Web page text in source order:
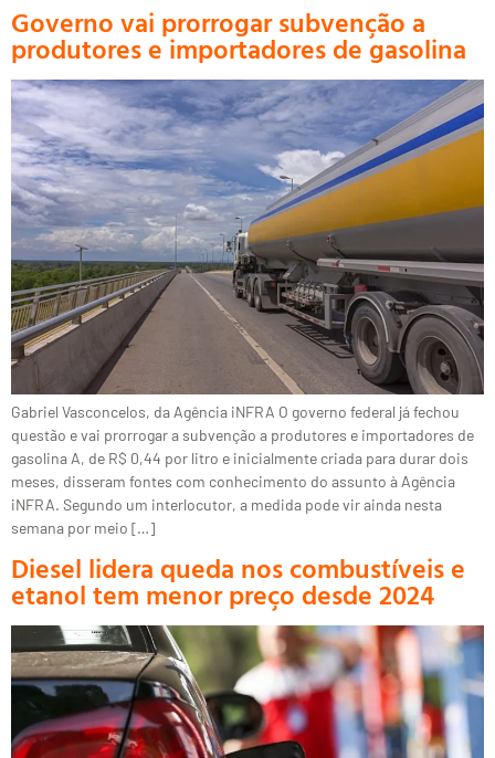
Governo vai prorrogar subvenção a
produtores e importadores de gasolina
Gabriel Vasconcelos, da Agência iNFRA O governo federal já fechou
questão e vai prorrogar a subvenção a produtores e importadores de
gasolina A, de R$ 0,44 por litro e inicialmente criada para durar dois
meses, disseram fontes com conhecimento do assunto à Agência
iNFRA. Segundo um interlocutor, a medida pode vir ainda nesta
semana por meio […]
Diesel lidera queda nos combustíveis e
etanol tem menor preço desde 2024